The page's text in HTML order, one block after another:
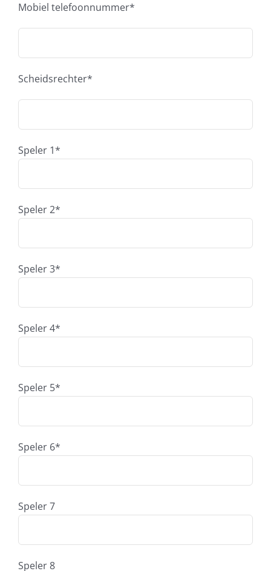
Mobiel telefoonnummer*
Scheidsrechter*
Speler 1*
Speler 2*
Speler 3*
Speler 4*
Speler 5*
Speler 6*
Speler 7
Speler 8